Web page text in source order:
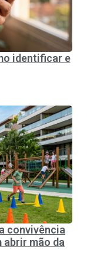
identificar e
convivência
mão da